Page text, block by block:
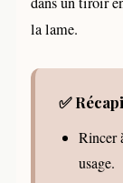
la lame.
✅
Rincer
usage.